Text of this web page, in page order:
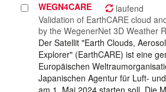
Projekt
auswählen
WEGN4CARE laufend
Validation of EarthCARE cloud
by the WegenerNet 3D Weather
Der Satellit "Earth Clouds,
Explorer" (EarthCARE) ist eine
Europäischen
Japanischen Agentur für Luft-